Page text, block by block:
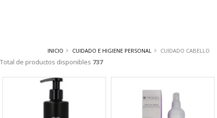
INICIO CUIDADO E HIGIENE PERSONAL CUIDADO CABELLO
Total de productos disponibles 737